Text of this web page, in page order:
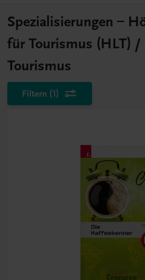
Spezialisierungen –
für Tourismus (HLT) /
Tourismus
Filtern (1)